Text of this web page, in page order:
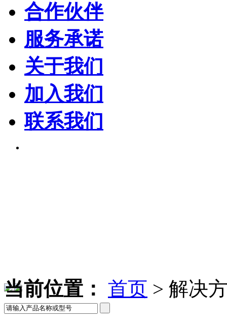
合作伙伴
服务承诺
关于我们
加入我们
联系我们
当前位置： 首页 > 解决